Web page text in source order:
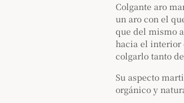
Colgante aro
un aro con el
que del mismo
hacia el interior
colgarlo tanto
Su aspecto
orgánico y